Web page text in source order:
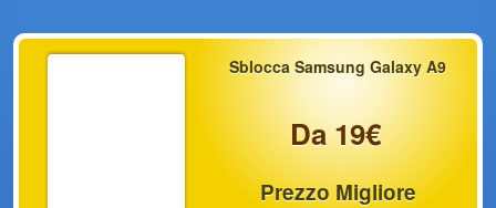
Sblocca Samsung Galaxy A9
Da 19€
Prezzo Migliore